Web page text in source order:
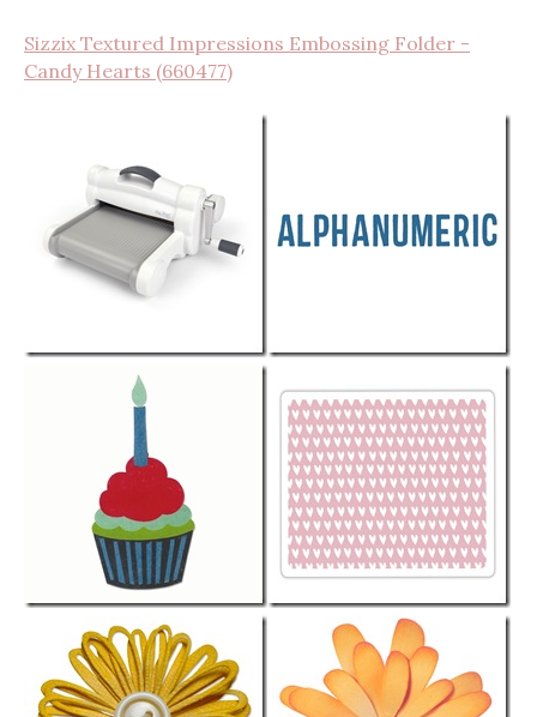
Sizzix Textured Impressions Embossing Folder -
Candy Hearts (660477)